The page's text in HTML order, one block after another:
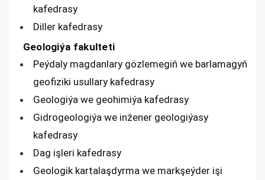
kafedrasy
Diller kafedrasy
Geologiýa fakulteti
Peýdaly magdanlary gözlemegiň we barlamagyň
geofiziki usullary kafedrasy
Geologiýa we geohimiýa kafedrasy
Gidrogeologiýa we inžener geologiýasy
kafedrasy
Dag işleri kafedrasy
Geologik kartalaşdyrma we markşeýder işi